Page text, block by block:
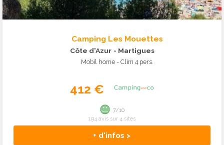
Camping Les Mouettes
Côte d'Azur - Martigues
Mobil home - Clim 4 pers.
412 €
+ d'infos >
7/10
194 avis sur 4 sites